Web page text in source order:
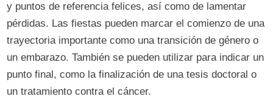
y puntos de referencia felices, así como de lamentar
pérdidas. Las fiestas pueden marcar el comienzo de una
trayectoria importante como una transición de género o
un embarazo. También se pueden utilizar para indicar un
punto final, como la finalización de una tesis doctoral o
un tratamiento contra el cáncer.